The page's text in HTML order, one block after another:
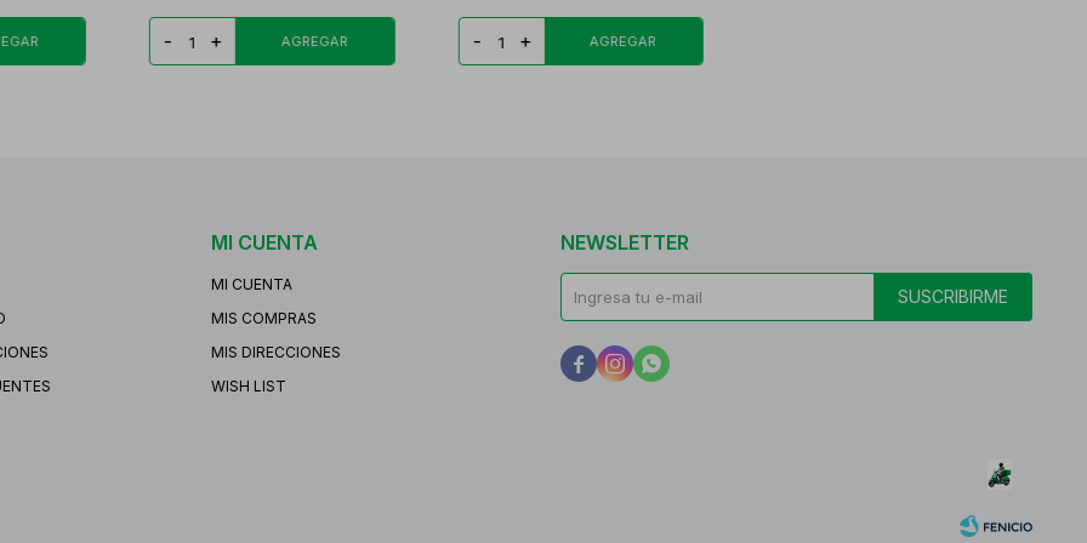
- + - +
MI CUENTA
MI CUENTA
MIS COMPRAS
MIS DIRECCIONES
WISH LIST
NEWSLETTER
SUSCRIBIRME
  